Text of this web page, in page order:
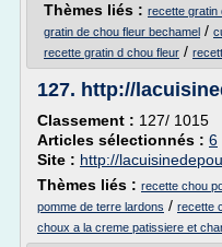
Thèmes liés : recette gratin
gratin de chou fleur bechamel /
recette gratin d chou fleur /
127. http://
Classement : 127/ 1015
Articles sélectionnés : 6
Site : http://
Thèmes liés : recette chou
pomme de terre lardons / recette
choux a la creme patissiere et